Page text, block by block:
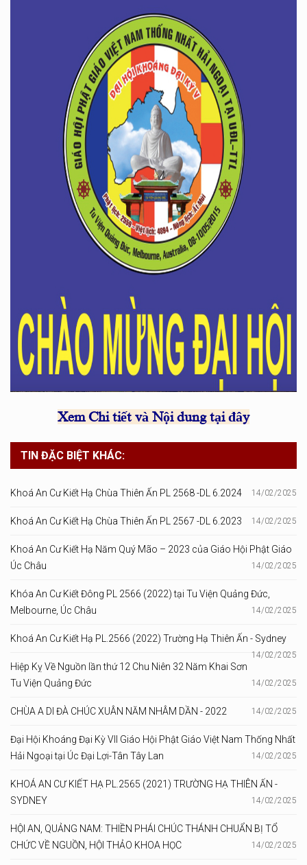
Xem Chi tiết và Nội dung tại đây
TIN ĐẶC BIỆT KHÁC:
Khoá An Cư Kiết Hạ Chùa Thiên Ấn PL 2568 -DL 6.2024 14/02/2025
Khoá An Cư Kiết Hạ Chùa Thiên Ấn PL 2567 -DL 6.2023 14/02/2025
Khoá An Cư Kiết Hạ Năm Quý Mão – 2023 của Giáo Hội Phật Giáo
Úc Châu
14/02/2025
Khóa An Cư Kiết Đông PL 2566 (2022) tại Tu Viện Quảng Đức,
Melbourne, Úc Châu
14/02/2025
Khoá An Cư Kiết Hạ PL.2566 (2022) Trường Hạ Thiên Ấn - Sydney
14/02/2025
Hiệp Kỵ Về Nguồn lần thứ 12 Chu Niên 32 Năm Khai Sơn
Tu Viện Quảng Đức
14/02/2025
CHÙA A DI ĐÀ CHÚC XUÂN NĂM NHÂM DẦN - 2022 14/02/2025
Đại Hội Khoáng Đại Kỳ VII Giáo Hội Phật Giáo Việt Nam Thống Nhất
Hải Ngoại tại Úc Đại Lợi-Tân Tây Lan
14/02/2025
KHOÁ AN CƯ KIẾT HẠ PL.2565 (2021) TRƯỜNG HẠ THIÊN ẤN -
SYDNEY
14/02/2025
HỘI AN, QUẢNG NAM: THIỀN PHÁI CHÚC THÁNH CHUẨN BỊ TỔ
CHỨC VỀ NGUỒN, HỘI THẢO KHOA HỌC
14/02/2025